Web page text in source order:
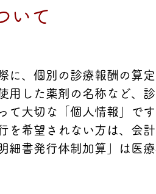
いて
に、個別の診療報酬の算
用した薬剤の名称など、
て大切な「個人情報」で
を希望されない方は、会
細書発行体制加算」は医